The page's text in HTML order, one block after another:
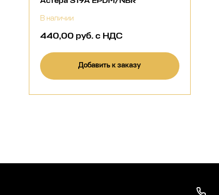
В наличии
440,00 руб. с НДС
Добавить к заказу